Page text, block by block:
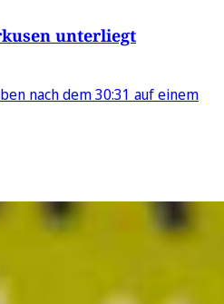
unterliegt
nach dem 30:31 auf einem